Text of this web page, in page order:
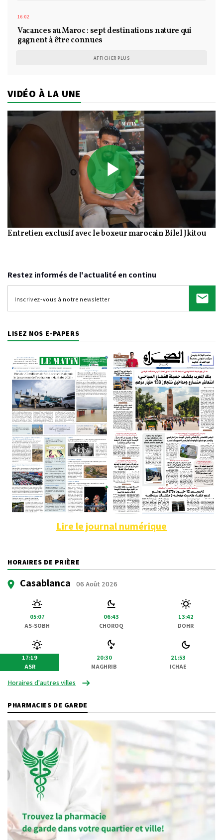
16:02
Vacances au Maroc : sept destinations nature qui
gagnent à être connues
AFFICHER PLUS
VIDÉO À LA UNE
Play
Video
Entretien exclusif avec le boxeur marocain Bilel Jkitou
Restez informés de l'actualité en continu
LISEZ NOS E-PAPERS
Lire le journal numérique
HORAIRES DE PRIÈRE
Casablanca 06 Août 2026
05:07
AS-SOBH
06:43
CHOROQ
13:42
DOHR
17:19
ASR
20:30
MAGHRIB
21:53
ICHAE
Horaires d'autres villes
PHARMACIES DE GARDE